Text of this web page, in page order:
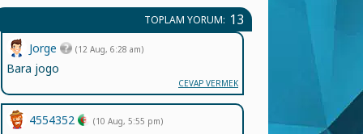
TOPLAM YORUM: 13
4554352 (10 Aug, 5:55 pm)
Jorge (12 Aug, 6:28 am)
Bara jogo
CEVAP VERMEK